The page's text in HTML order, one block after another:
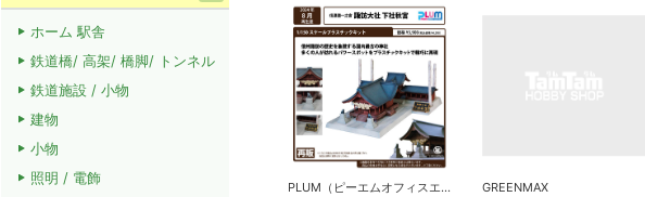
PLUM（ピーエムオフィスエー) GREENMAX
ホーム 駅舎
鉄道橋/ 高架/ 橋脚/ トンネル
鉄道施設 / 小物
建物
小物
照明 / 電飾